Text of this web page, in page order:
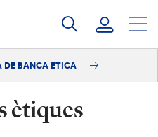
DE BANCA ETICA
ètiques